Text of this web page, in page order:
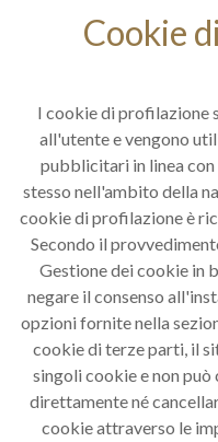
Cookie
I cookie di profilazione
all'utente e vengono
pubblicitari in linea
stesso nell'ambito della
cookie di profilazione è
Secondo il
Gestione dei cookie in
negare il consenso
opzioni fornite nella
cookie di terze parti, il
singoli cookie e non
direttamente né
cookie attraverso le